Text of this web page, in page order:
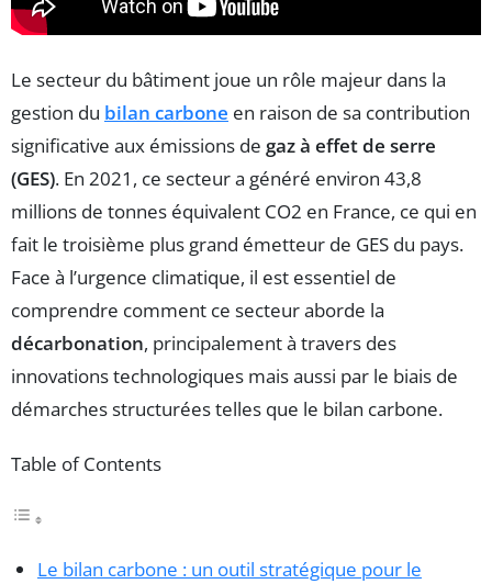
Le secteur du bâtiment joue un rôle majeur dans la
gestion du bilan carbone en raison de sa contribution
significative aux émissions de gaz à effet de serre
(GES). En 2021, ce secteur a généré environ 43,8
millions de tonnes équivalent CO2 en France, ce qui en
fait le troisième plus grand émetteur de GES du pays.
Face à l’urgence climatique, il est essentiel de
comprendre comment ce secteur aborde la
décarbonation, principalement à travers des
innovations technologiques mais aussi par le biais de
démarches structurées telles que le bilan carbone.
Table of Contents
Le bilan carbone : un outil stratégique pour le